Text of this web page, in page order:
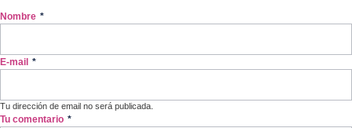
Nombre *
E-mail *
Tu dirección de email no será publicada.
Tu comentario *